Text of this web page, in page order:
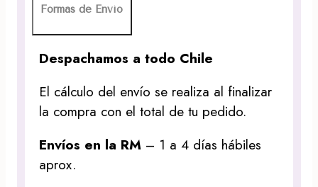
Formas de Envío
Despachamos a todo Chile
El cálculo del envío se realiza al finalizar
la compra con el total de tu pedido.
Envíos en la RM – 1 a 4 días hábiles
aprox.